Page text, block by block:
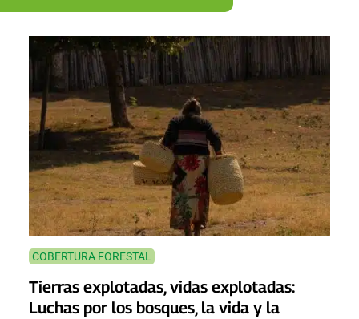
COBERTURA FORESTAL
Tierras explotadas, vidas explotadas:
Luchas por los bosques, la vida y la